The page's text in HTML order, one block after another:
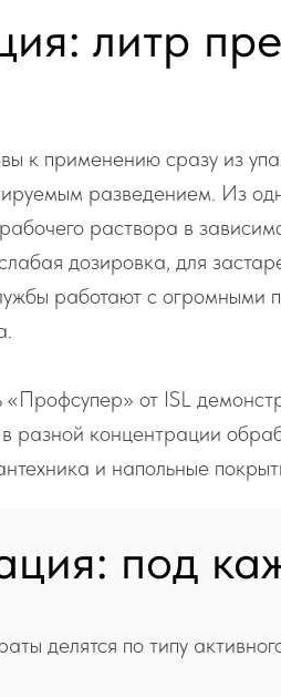
литр
к применению сразу из
разведением. Из
раствора в
дозировка, для
работают с огромными
от ISL
разной концентрации
и напольные
под
делятся по типу